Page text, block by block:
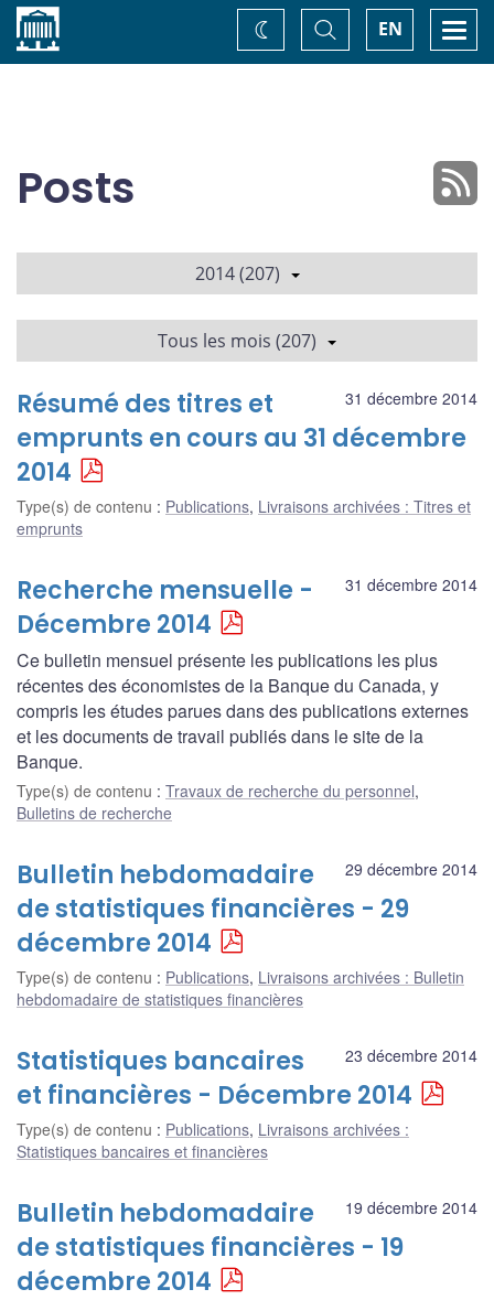
Accueil EN
Basculer
la
recherche
Changez
de
Posts
2014 (207)
Tous les mois (207)
31 décembre 2014
Résumé des titres et
emprunts en cours au 31 décembre
2014
Type(s) de contenu : Publications, Livraisons archivées : Titres et
emprunts
31 décembre 2014
Recherche mensuelle -
Décembre 2014
Ce bulletin mensuel présente les publications les plus
récentes des économistes de la Banque du Canada, y
compris les études parues dans des publications externes
et les documents de travail publiés dans le site de la
Banque.
Type(s) de contenu : Travaux de recherche du personnel,
Bulletins de recherche
29 décembre 2014
Bulletin hebdomadaire
de statistiques financières - 29
décembre 2014
Type(s) de contenu : Publications, Livraisons archivées : Bulletin
hebdomadaire de statistiques financières
23 décembre 2014
Statistiques bancaires
et financières - Décembre 2014
Type(s) de contenu : Publications, Livraisons archivées :
Statistiques bancaires et financières
19 décembre 2014
Bulletin hebdomadaire
de statistiques financières - 19
décembre 2014